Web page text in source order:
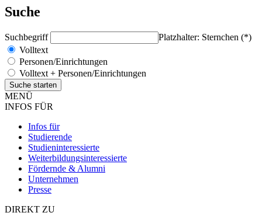
Suche
Suchbegriff
Platzhalter: Sternchen (*)
Volltext
Personen/Einrichtungen
Volltext + Personen/Einrichtungen
MENÜ
INFOS FÜR
Infos für
Studierende
Studieninteressierte
Weiterbildungsinteressierte
Fördernde & Alumni
Unternehmen
Presse
DIREKT ZU